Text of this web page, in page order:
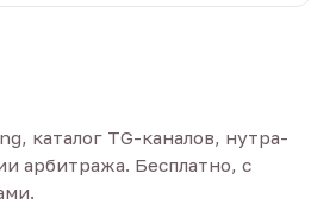
каталог TG-каналов, нутра-
арбитража. Бесплатно, с